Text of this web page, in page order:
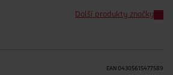
Další produkty značky
EAN 04305615477589